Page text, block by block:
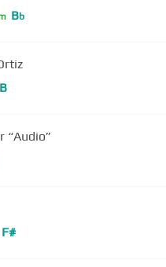
Bb
B
“Audio”
F#